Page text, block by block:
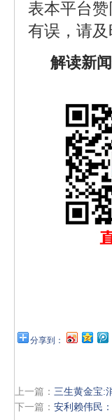
表本平台
有误，请
解读新
分享到：
上一篇： 三生黄金宝:
下一篇： 安利赖伟民